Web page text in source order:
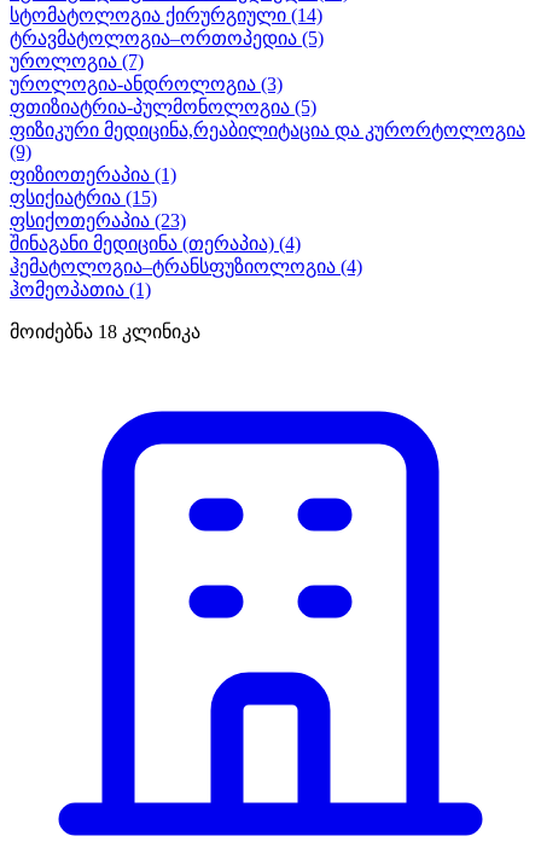
სტომატოლოგია ქირურგიული (14)
ტრავმატოლოგია–ორთოპედია (5)
უროლოგია (7)
უროლოგია-ანდროლოგია (3)
ფთიზიატრია-პულმონოლოგია (5)
ფიზიკური მედიცინა,რეაბილიტაცია და კურორტოლოგია
(9)
ფიზიოთერაპია (1)
ფსიქიატრია (15)
ფსიქოთერაპია (23)
შინაგანი მედიცინა (თერაპია) (4)
ჰემატოლოგია–ტრანსფუზიოლოგია (4)
ჰომეოპათია (1)
მოიძებნა 18 კლინიკა